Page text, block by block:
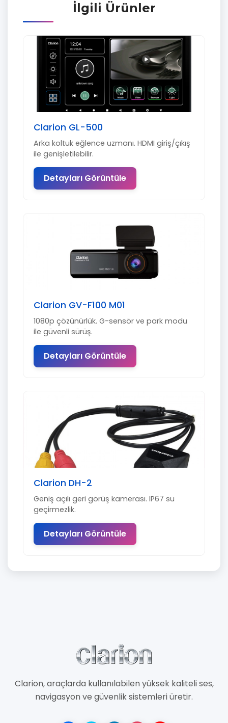
İlgili Ürünler
Clarion GL-500
Arka koltuk eğlence uzmanı. HDMI giriş/çıkış
ile genişletilebilir.
Detayları Görüntüle
Clarion GV-F100 M01
1080p çözünürlük. G-sensör ve park modu
ile güvenli sürüş.
Detayları Görüntüle
Clarion DH-2
Geniş açılı geri görüş kamerası. IP67 su
geçirmezlik.
Detayları Görüntüle
Clarion, araçlarda kullanılabilen yüksek kaliteli ses,
navigasyon ve güvenlik sistemleri üretir.